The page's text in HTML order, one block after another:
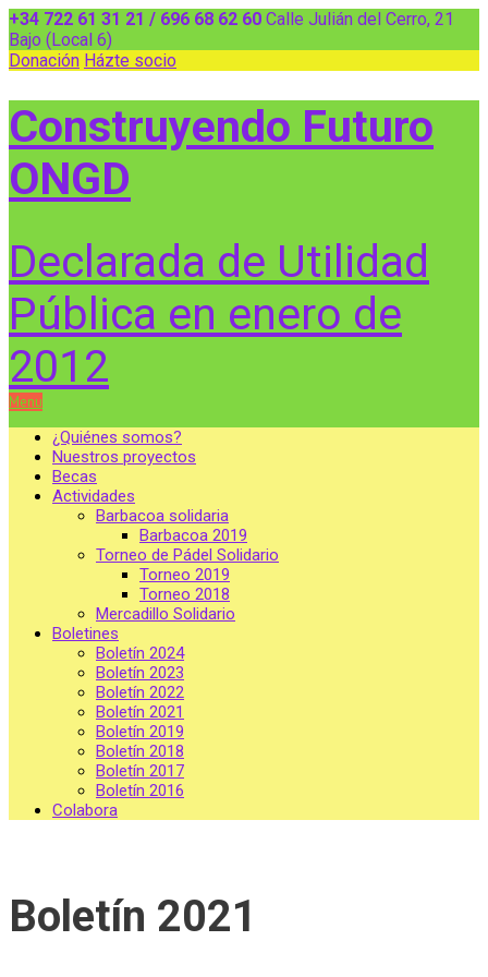
+34 722 61 31 21 / 696 68 62 60 Calle Julián del Cerro, 21
Bajo (Local 6)
Donación Házte socio
Construyendo Futuro
ONGD
Declarada de Utilidad
Pública en enero de
2012
Menu
¿Quiénes somos?
Nuestros proyectos
Becas
Actividades
Barbacoa solidaria
Barbacoa 2019
Torneo de Pádel Solidario
Torneo 2019
Torneo 2018
Mercadillo Solidario
Boletines
Boletín 2024
Boletín 2023
Boletín 2022
Boletín 2021
Boletín 2019
Boletín 2018
Boletín 2017
Boletín 2016
Colabora
Boletín 2021